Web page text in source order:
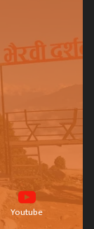
Youtube